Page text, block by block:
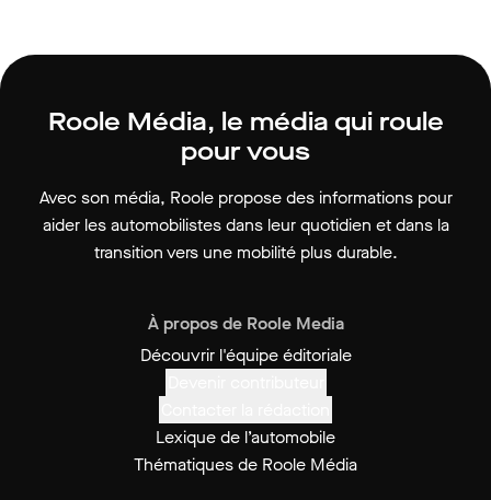
Roole Média, le média qui roule
pour vous
Avec son média, Roole propose des informations pour
aider les automobilistes dans leur quotidien et dans la
transition vers une mobilité plus durable.
À propos de Roole Media
Découvrir l'équipe éditoriale
Lexique de l’automobile
Thématiques de Roole Média